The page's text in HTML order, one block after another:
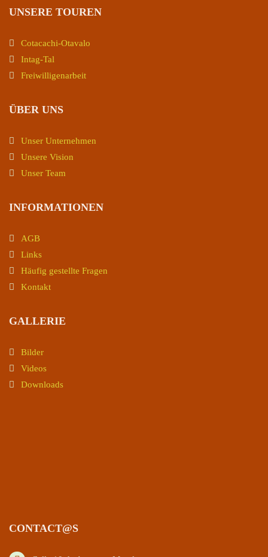
UNSERE TOUREN
Cotacachi-Otavalo
Intag-Tal
Freiwilligenarbeit
ÜBER UNS
Unser Unternehmen
Unsere Vision
Unser Team
INFORMATIONEN
AGB
Links
Häufig gestellte Fragen
Kontakt
GALLERIE
Bilder
Videos
Downloads
CONTACT@S